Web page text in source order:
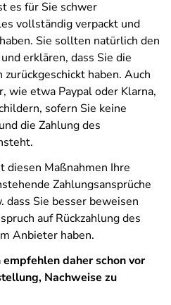
es für Sie schwer
vollständig verpackt und
Sie sollten natürlich den
erklären, dass Sie die
haben. Auch
wie etwa Paypal oder Klarna,
sofern Sie keine
die Zahlung des
diesen Maßnahmen Ihre
Zahlungsansprüche
Sie besser beweisen
auf Rückzahlung des
Anbieter haben.
daher schon vor
Nachweise zu